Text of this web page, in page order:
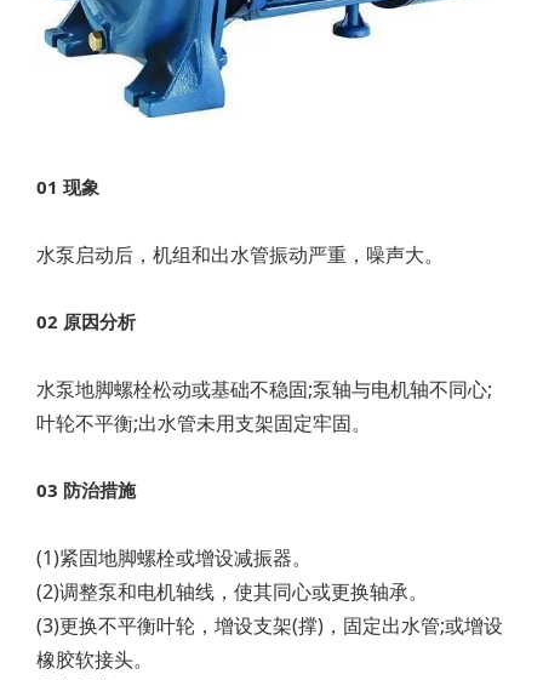
01 现象
水泵启动后，机组和出水管振动严重，噪声大。
02 原因分析
水泵地脚螺栓松动或基础不稳固;泵轴与电机轴不同心;
叶轮不平衡;出水管未用支架固定牢固。
03 防治措施
(1)紧固地脚螺栓或增设减振器。
(2)调整泵和电机轴线，使其同心或更换轴承。
(3)更换不平衡叶轮，增设支架(撑)，固定出水管;或增设
橡胶软接头。